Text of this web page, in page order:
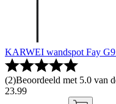
KARWEI wandspot Fay G9
(2)Beoordeeld met 5.0 van
23.99